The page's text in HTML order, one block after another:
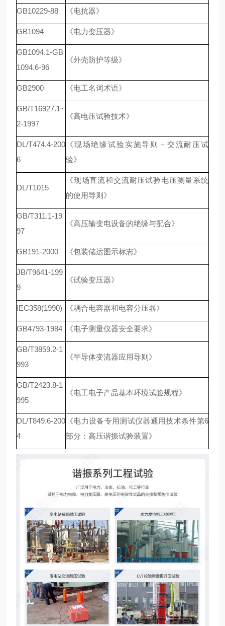
GB10229-88 《电抗器》
GB1094 《电力变压器》
GB1094.1-GB
1094.6-96
《外壳防护等级》
GB2900 《电工名词术语》
GB/T16927.1~
2-1997
《高电压试验技术》
DL/T474.4-200
6
《现场绝缘试验实施导则－交流耐压试
验》
DL/T1015
《现场直流和交流耐压试验电压测量系统
的使用导则》
GB/T311.1-19
97
《高压输变电设备的绝缘与配合》
GB191-2000 《包装储运图示标志》
JB/T9641-199
9
《试验变压器》
IEC358(1990) 《耦合电容器和电容分压器》
GB4793-1984 《电子测量仪器安全要求》
GB/T3859.2-1
993
《半导体变流器应用导则》
GB/T2423.8-1
995
《电工电子产品基本环境试验规程》
DL/T849.6-200
4
《电力设备专用测试仪器通用技术条件第6
部分：高压谐振试验装置》